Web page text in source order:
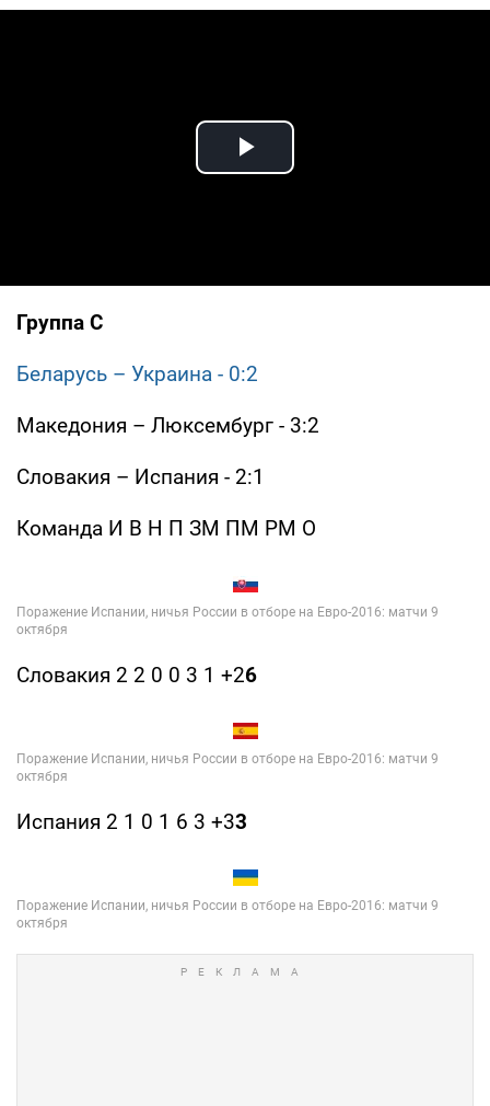
Play Video
Группа С
Беларусь – Украина - 0:2
Македония – Люксембург - 3:2
Словакия – Испания - 2:1
Команда И В Н П ЗМ ПМ РМ О
Словакия 2 2 0 0 3 1 +26
Испания 2 1 0 1 6 3 +33